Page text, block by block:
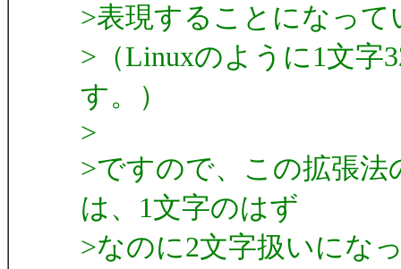
>表現することになって
>（Linuxのように1文字
す。）
>
>ですので、この拡張
は、1文字のはず
>なのに2文字扱いにな